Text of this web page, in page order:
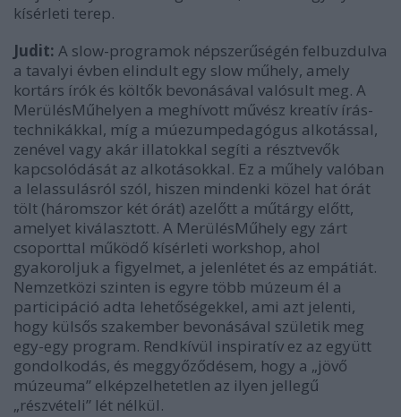
kísérleti terep.
Judit: A slow-programok népszerűségén felbuzdulva
a tavalyi évben elindult egy slow műhely, amely
kortárs írók és költők bevonásával valósult meg. A
MerülésMűhelyen a meghívott művész kreatív írás-
technikákkal, míg a múezumpedagógus alkotással,
zenével vagy akár illatokkal segíti a résztvevők
kapcsolódását az alkotásokkal. Ez a műhely valóban
a lelassulásról szól, hiszen mindenki közel hat órát
tölt (háromszor két órát) azelőtt a műtárgy előtt,
amelyet kiválasztott. A MerülésMűhely egy zárt
csoporttal működő kísérleti workshop, ahol
gyakoroljuk a figyelmet, a jelenlétet és az empátiát.
Nemzetközi szinten is egyre több múzeum él a
participáció adta lehetőségekkel, ami azt jelenti,
hogy külsős szakember bevonásával születik meg
egy-egy program. Rendkívül inspiratív ez az együtt
gondolkodás, és meggyőződésem, hogy a „jövő
múzeuma” elképzelhetetlen az ilyen jellegű
„részvételi” lét nélkül.